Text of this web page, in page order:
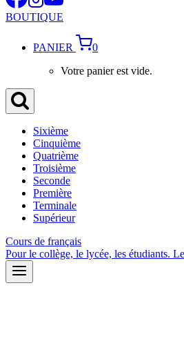
BOUTIQUE
PANIER
0
Votre panier est vide.
Sixième
Cinquième
Quatrième
Troisième
Seconde
Première
Terminale
Supérieur
Cours de français
Pour le collège, le lycée, les étudiants.